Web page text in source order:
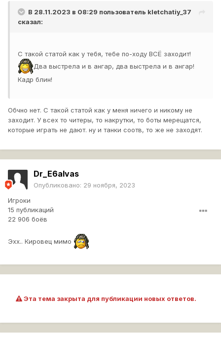
В 28.11.2023 в 08:29 пользователь kletchatiy_37
сказал:
С такой статой как у тебя, тебе по-ходу ВСЁ заходит!
Два выстрела и в ангар, два выстрела и в ангар!
Кадр блин!
Обчно нет. С такой статой как у меня ничего и никому не
заходит. У всех то читеры, то накрутки, то боты мерещатся,
которые играть не дают. ну и танки соотв, то же не заходят.
Dr_E6alvas
Опубликовано: 29 ноября, 2023
Игроки
15 публикаций
22 906 боёв
Эхх.. Кировец мимо
Эта тема закрыта для публикации новых ответов.